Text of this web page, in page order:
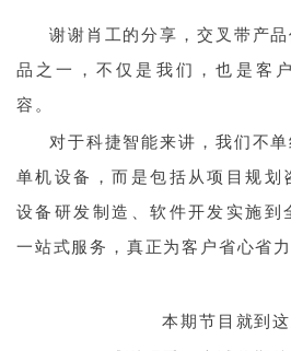
谢谢肖工的分享，交叉带产
品之一，不仅是我们，也是客
容。
对于科捷智能来讲，我们不
单机设备，而是包括从项目规划
设备研发制造、软件开发实施到
一站式服务，真正为客户省心省力
本期节目就到这